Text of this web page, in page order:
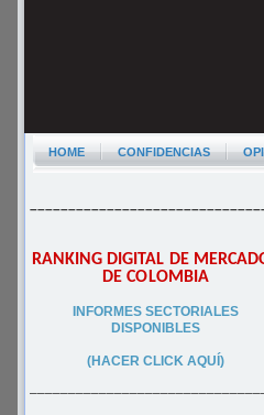
HOME CONFIDENCIAS
RANKING DIGITAL DE
DE COLOMBIA
INFORMES SECTORIALES
DISPONIBLES
(HACER CLICK AQUÍ)